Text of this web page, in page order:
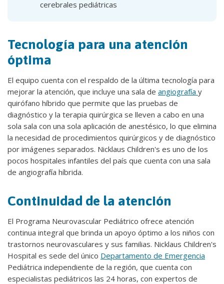
cerebrales pediátricas
Tecnología para una atención
óptima
El equipo cuenta con el respaldo de la última tecnología para
mejorar la atención, que incluye una sala de angiografía y
quirófano híbrido que permite que las pruebas de
diagnóstico y la terapia quirúrgica se lleven a cabo en una
sola sala con una sola aplicación de anestésico, lo que elimina
la necesidad de procedimientos quirúrgicos y de diagnóstico
por imágenes separados. Nicklaus Children's es uno de los
pocos hospitales infantiles del país que cuenta con una sala
de angiografía híbrida.
Continuidad de la atención
El Programa Neurovascular Pediátrico ofrece atención
continua integral que brinda un apoyo óptimo a los niños con
trastornos neurovasculares y sus familias. Nicklaus Children's
Hospital es sede del único Departamento de Emergencia
Pediátrica independiente de la región, que cuenta con
especialistas pediátricos las 24 horas, con expertos de